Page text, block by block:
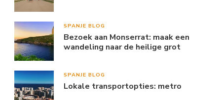
SPANJE BLOG
Bezoek aan Monserrat: maak een
wandeling naar de heilige grot
SPANJE BLOG
Lokale transportopties: metro